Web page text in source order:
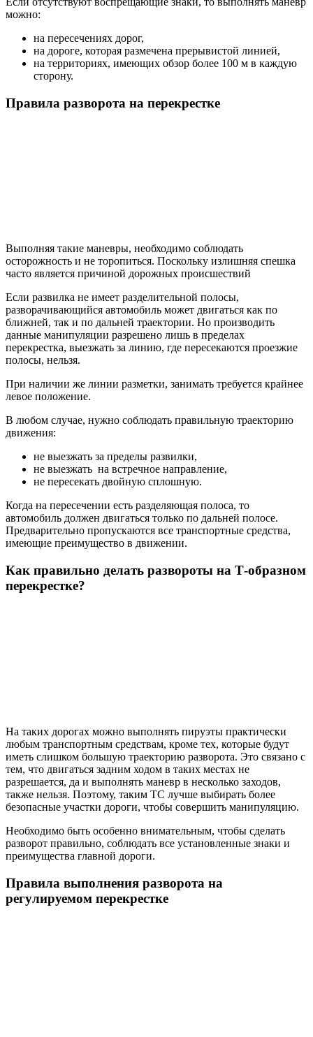
можно:
на пересечениях дорог,
на дороге, которая размечена прерывистой линией,
на территориях, имеющих обзор более 100 м в каждую
сторону.
Правила разворота на перекрестке
Выполняя такие маневры, необходимо соблюдать
осторожность и не торопиться. Поскольку излишняя спешка
часто является причиной дорожных происшествий
Если развилка не имеет разделительной полосы,
разворачивающийся автомобиль может двигаться как по
ближней, так и по дальней траектории. Но производить
данные манипуляции разрешено лишь в пределах
перекрестка, выезжать за линию, где пересекаются проезжие
полосы, нельзя.
При наличии же линии разметки, занимать требуется крайнее
левое положение.
В любом случае, нужно соблюдать правильную траекторию
движения:
не выезжать за пределы развилки,
не выезжать на встречное направление,
не пересекать двойную сплошную.
Когда на пересечении есть разделяющая полоса, то
автомобиль должен двигаться только по дальней полосе.
Предварительно пропускаются все транспортные средства,
имеющие преимущество в движении.
Как правильно делать развороты на Т-образном
перекрестке?
На таких дорогах можно выполнять пируэты практически
любым транспортным средствам, кроме тех, которые будут
иметь слишком большую траекторию разворота. Это связано с
тем, что двигаться задним ходом в таких местах не
разрешается, да и выполнять маневр в несколько заходов,
также нельзя. Поэтому, таким ТС лучше выбирать более
безопасные участки дороги, чтобы совершить манипуляцию.
Необходимо быть особенно внимательным, чтобы сделать
разворот правильно, соблюдать все установленные знаки и
преимущества главной дороги.
Правила выполнения разворота на
регулируемом перекрестке